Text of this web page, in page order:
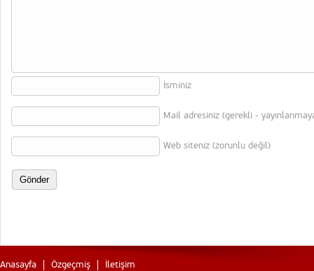
İsminiz
Mail adresiniz (gerekli -
Web siteniz (zorunlu değil)
Anasayfa Özgeçmiş
İletişim